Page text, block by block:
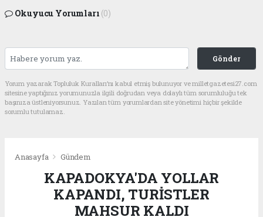
Okuyucu Yorumları (0)
Gönder
Yorum yazarak Topluluk Kuralları’nı kabul etmiş bulunuyor ve milletgazetesi27.com
sitesine yaptığınız yorumunuzla ilgili doğrudan veya dolaylı tüm sorumluluğu tek
başınıza üstleniyorsunuz. Yazılan tüm yorumlardan site yönetimi hiçbir şekilde
sorumlu tutulamaz.
Anasayfa Gündem
KAPADOKYA'DA YOLLAR
KAPANDI, TURİSTLER
MAHSUR KALDI